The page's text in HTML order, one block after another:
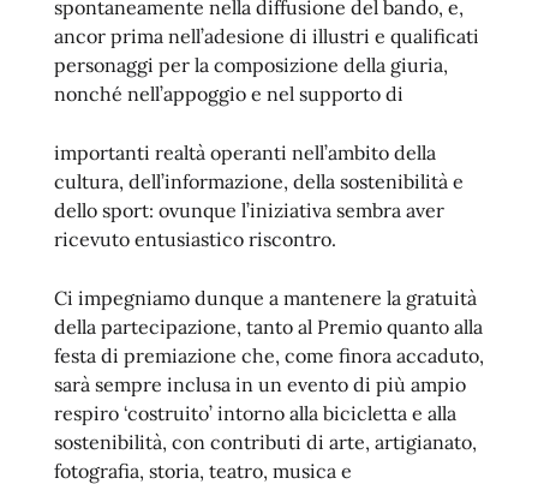
spontaneamente nella diffusione del bando, e,
ancor prima nell’adesione di illustri e qualificati
personaggi per la composizione della giuria,
nonché nell’appoggio e nel supporto di
importanti realtà operanti nell’ambito della
cultura, dell’informazione, della sostenibilità e
dello sport: ovunque l’iniziativa sembra aver
ricevuto entusiastico riscontro.
Ci impegniamo dunque a mantenere la gratuità
della partecipazione, tanto al Premio quanto alla
festa di premiazione che, come finora accaduto,
sarà sempre inclusa in un evento di più ampio
respiro ‘costruito’ intorno alla bicicletta e alla
sostenibilità, con contributi di arte, artigianato,
fotografia, storia, teatro, musica e